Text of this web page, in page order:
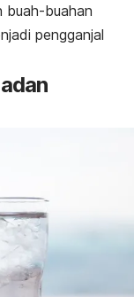
buah-buahan
pengganjal